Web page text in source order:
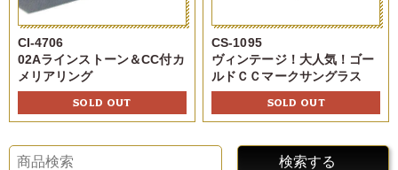
CI-4706
02Aラインストーン＆CC付カ
メリアリング
SOLD OUT
CS-1095
ヴィンテージ！大人気！ゴー
ルドＣＣマークサングラス
SOLD OUT
検索する